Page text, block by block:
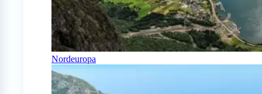
Nordeuropa